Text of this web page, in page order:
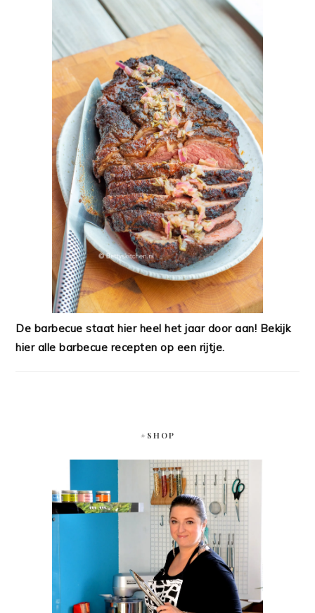
De barbecue staat hier heel het jaar door aan! Bekijk
hier alle barbecue recepten op een rijtje.
#SHOP